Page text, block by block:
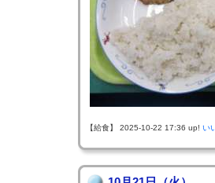
【給食】 2025-10-22 17:36 up! い